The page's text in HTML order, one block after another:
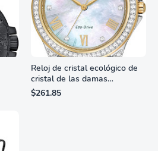
Reloj de cristal ecológico de
cristal de las damas
ciudadanas, 3 manos,
marcadores de números
$261.85